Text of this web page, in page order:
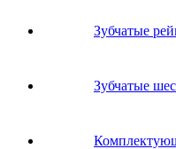
Зубчатые
Зубчатые